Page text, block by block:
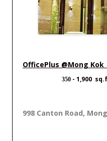
OfficePlus @Mong Kok
350 - 1,900
998 Canton Road,